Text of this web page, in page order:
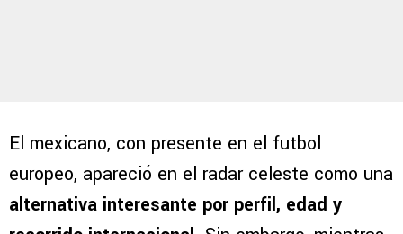
El mexicano, con presente en el futbol
europeo, apareció en el radar celeste como una
alternativa interesante por perfil, edad y